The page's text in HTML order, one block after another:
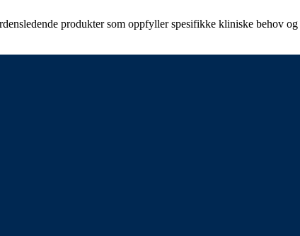
produkter som oppfyller spesifikke kliniske behov og